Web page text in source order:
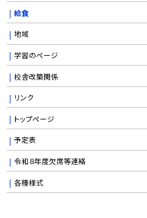
給食
地域
学習のページ
校舎改築関係
リンク
トップページ
予定表
令和８年度欠席等連絡
各種様式